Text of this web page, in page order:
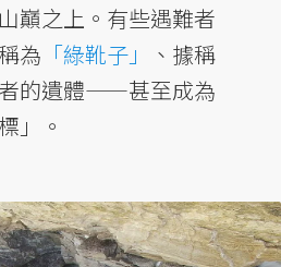
巔之上。有些遇難者
為 「綠靴子」
、據稱
的遺體——甚至成為
」。